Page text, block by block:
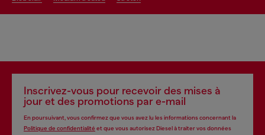
Inscrivez-vous pour recevoir des mises à
jour et des promotions par e-mail
En poursuivant, vous confirmez que vous avez lu les informations concernant la
Politique de confidentialité et que vous autorisez Diesel à traiter vos données